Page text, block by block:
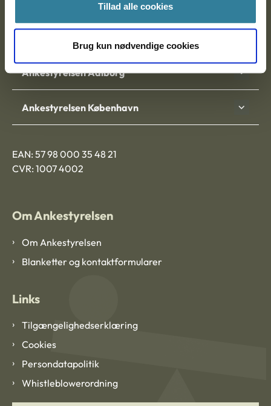
Tillad alle cookies
Brug kun nødvendige cookies
9000 Aalborg
Ankestyrelsen Aalborg
Ankestyrelsen København
EAN: 57 98 000 35 48 21
CVR: 1007 4002
Om Ankestyrelsen
Om Ankestyrelsen
Blanketter og kontaktformularer
Links
Tilgængelighedserklæring
Cookies
Persondatapolitik
Whistleblowerordning